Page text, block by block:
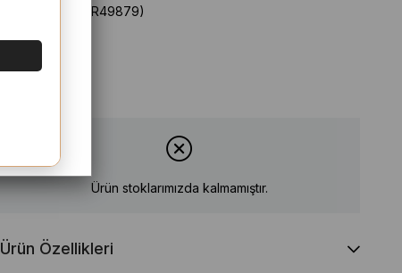
(SYR49879)
Ürün stoklarımızda kalmamıştır.
Ürün Özellikleri